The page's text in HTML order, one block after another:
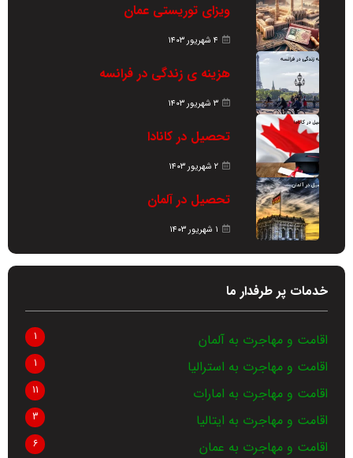
ویزای توریستی عمان
۴ شهریور ۱۴۰۳
هزینه ی زندگی در فرانسه
۳ شهریور ۱۴۰۳
تحصیل در کانادا
۲ شهریور ۱۴۰۳
تحصیل در آلمان
۱ شهریور ۱۴۰۳
خدمات پر طرفدار ما
اقامت و مهاجرت به آلمان 1
اقامت و مهاجرت به استرالیا 1
اقامت و مهاجرت به امارات 11
اقامت و مهاجرت به ایتالیا 3
اقامت و مهاجرت به عمان 6